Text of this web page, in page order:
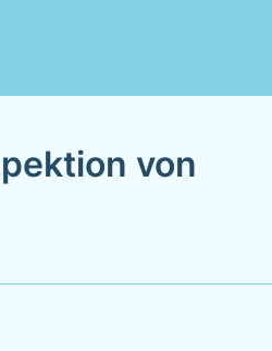
von